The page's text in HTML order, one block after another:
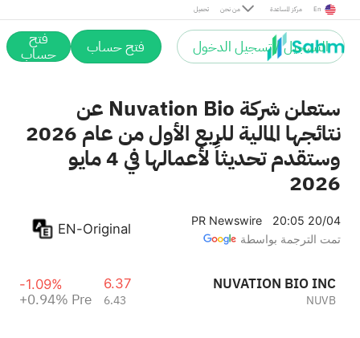
تحميل من نحن مركز المساعدة En
التسجيل / تسجيل الدخول فتح حساب فتح
حساب
ستعلن شركة Nuvation Bio عن
نتائجها المالية للربع الأول من عام 2026
وستقدم تحديثاً لأعمالها في 4 مايو
2026
PR Newswire
20:05 20/04
تمت الترجمة بواسطة
EN-Original
NUVATION BIO INC
NUVB
6.37
6.43
-1.09%
+0.94% Pre